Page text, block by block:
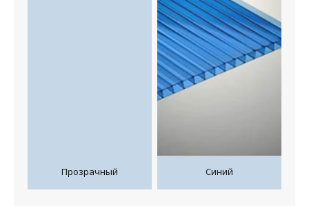
Прозрачный Синий